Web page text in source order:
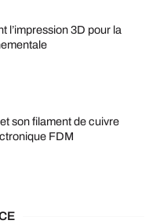
l’impression 3D pour la
son filament de cuivre
FDM